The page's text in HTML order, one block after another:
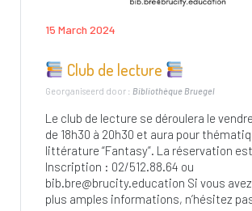
15 March 2024
Club de lecture
Georganiseerd door : Bibliothèque Bruegel
Le club de lecture se déroulera le
de 18h30 à 20h30 et aura pour
littérature “Fantasy”. La réservation
Inscription : 02/512.88.64 ou
bib.bre@brucity.education Si vous
plus amples informations, n’hésitez